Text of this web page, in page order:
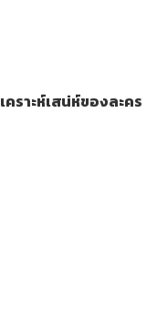
ราะห์เสน่ห์ของละคร